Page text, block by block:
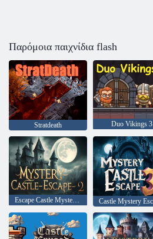
Παρόμοια παιχνίδια flash
Stratdeath Duo Vikings 3
Escape Castle Mystery - 2